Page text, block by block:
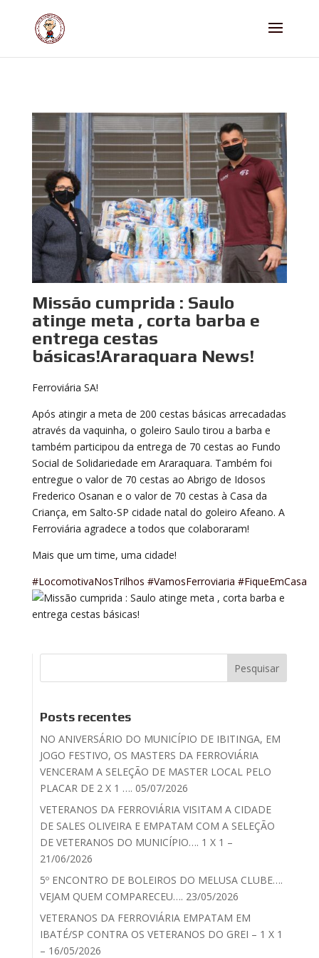
Missão cumprida : Saulo
atinge meta , corta barba e
entrega cestas
básicas!Araraquara News!
Ferroviária SA!
Após atingir a meta de 200 cestas básicas arrecadadas
através da vaquinha, o goleiro Saulo tirou a barba e
também participou da entrega de 70 cestas ao Fundo
Social de Solidariedade em Araraquara. Também foi
entregue o valor de 70 cestas ao Abrigo de Idosos
Frederico Osanan e o valor de 70 cestas à Casa da
Criança, em Salto-SP cidade natal do goleiro Afeano. A
Ferroviária agradece a todos que colaboraram!
Mais que um time, uma cidade!
#LocomotivaNosTrilhos #VamosFerroviaria #FiqueEmCasa
Posts recentes
NO ANIVERSÁRIO DO MUNICÍPIO DE IBITINGA, EM
JOGO FESTIVO, OS MASTERS DA FERROVIÁRIA
VENCERAM A SELEÇÃO DE MASTER LOCAL PELO
PLACAR DE 2 X 1 …. 05/07/2026
VETERANOS DA FERROVIÁRIA VISITAM A CIDADE
DE SALES OLIVEIRA E EMPATAM COM A SELEÇÃO
DE VETERANOS DO MUNICÍPIO…. 1 X 1 –
21/06/2026
5º ENCONTRO DE BOLEIROS DO MELUSA CLUBE….
VEJAM QUEM COMPARECEU…. 23/05/2026
VETERANOS DA FERROVIÁRIA EMPATAM EM
IBATÉ/SP CONTRA OS VETERANOS DO GREI – 1 X 1
– 16/05/2026